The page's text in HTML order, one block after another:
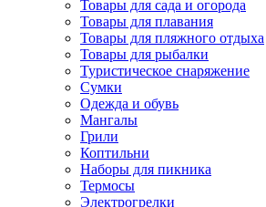
Товары для сада и огорода
Товары для плавания
Товары для пляжного отдыха
Товары для рыбалки
Туристическое снаряжение
Сумки
Одежда и обувь
Мангалы
Грили
Коптильни
Наборы для пикника
Термосы
Электрогрелки